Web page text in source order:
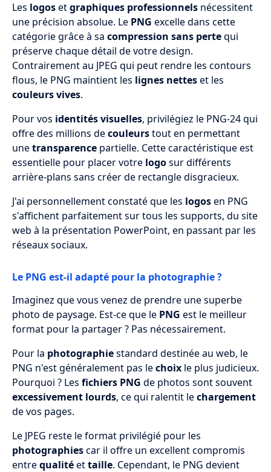
Les logosetgraphiques professionnels nécessitent
une précision absolue. Le PNG excelle dans cette
catégorie grâce à sa compression sans pertequi
préserve chaque détail de votre design.
Contrairement au JPEG qui peut rendre les contours
flous, le PNG maintient les lignes netteset les
couleurs vives.
Pour vos identités visuelles, privilégiez le PNG-24 qui
offre des millions decouleurstout en permettant
unetransparence partielle. Cette caractéristique est
essentielle pour placer votre logosur différents
arrière-plans sans créer de rectangle disgracieux.
J'ai personnellement constaté que les logosen PNG
s'affichent parfaitement sur tous les supports, du site
web à la présentation PowerPoint, en passant par les
réseaux sociaux.
Le PNG est-il adapté pour la photographie ?
Imaginez que vous venez de prendre une superbe
photo de paysage. Est-ce que le PNG est le meilleur
format pour la partager ? Pas nécessairement.
Pour la photographiestandard destinée au web, le
PNG n'est généralement pas lechoix le plus judicieux.
Pourquoi ? Les fichiers PNG de photos sont souvent
excessivement lourds, ce qui ralentit lechargement
de vos pages.
Le JPEG reste le format privilégié pour les
photographiescar il offre un excellent compromis
entrequalitéettaille. Cependant, le PNG devient